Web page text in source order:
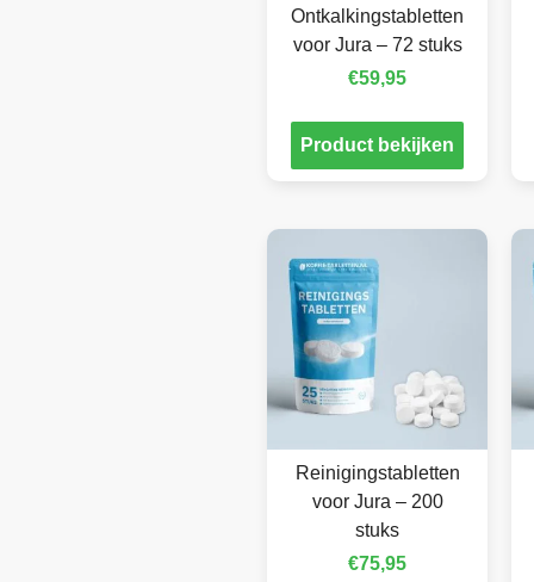
Ontkalkingstabletten
voor Jura – 72 stuks
€59,95
Product bekijken
Reinigingstabletten
voor Jura – 200
stuks
€75,95